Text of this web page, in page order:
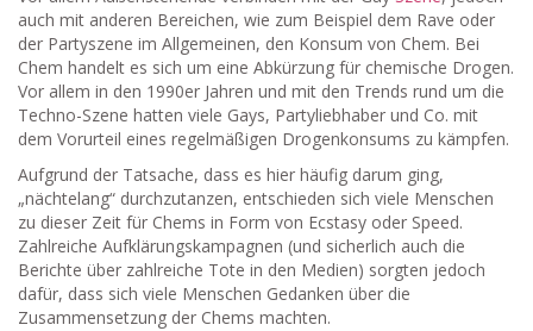
auch mit anderen Bereichen, wie zum Beispiel dem Rave oder
der Partyszene im Allgemeinen, den Konsum von Chem. Bei
Chem handelt es sich um eine Abkürzung für chemische Drogen.
Vor allem in den 1990er Jahren und mit den Trends rund um die
Techno-Szene hatten viele Gays, Partyliebhaber und Co. mit
dem Vorurteil eines regelmäßigen Drogenkonsums zu kämpfen.
Aufgrund der Tatsache, dass es hier häufig darum ging,
„nächtelang“ durchzutanzen, entschieden sich viele Menschen
zu dieser Zeit für Chems in Form von Ecstasy oder Speed.
Zahlreiche Aufklärungskampagnen (und sicherlich auch die
Berichte über zahlreiche Tote in den Medien) sorgten jedoch
dafür, dass sich viele Menschen Gedanken über die
Zusammensetzung der Chems machten.